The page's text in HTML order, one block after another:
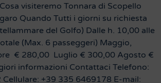
visiteremo Tonnara di Scopello
Quando Tutti i giorni su richiesta
del Golfo) Dalle h. 10,00 alle
(Max. 6 passeggeri) Maggio,
€ 280,00 Luglio € 300,00 Agosto €
informazioni Contattaci Telefono:
+39 335 6469178 E-mail: